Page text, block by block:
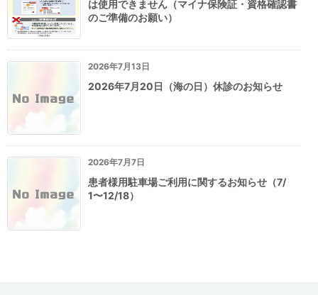
は使用できません（マイナ保険証・資格確認書
のご準備のお願い）
2026年7月13日
2026年7月20日（海の日）休診のお知らせ
2026年7月7日
患者様用駐車場ご利用に関するお知らせ（7/
1〜12/18）